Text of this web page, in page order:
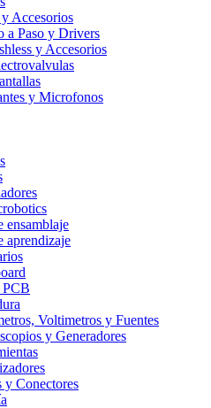
Accesorios
a Paso y Drivers
y Accesorios
y Microfonos
ensamblaje
aprendizaje
PCB
Voltimetros y Fuentes
y Generadores
y Conectores